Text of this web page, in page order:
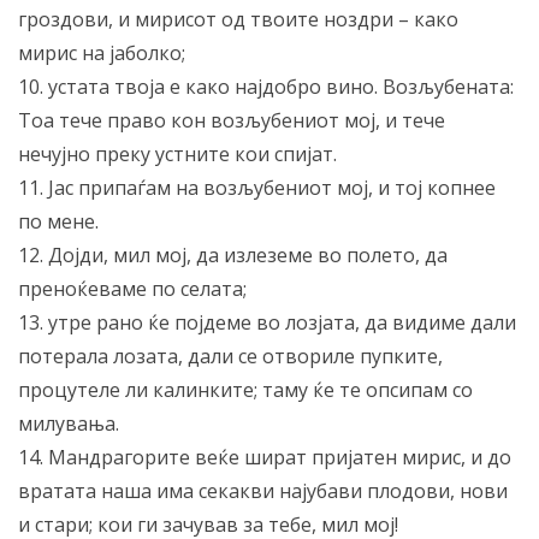
гроздови, и мирисот од твоите ноздри – како
мирис на јаболко;
10. устата твоја е како најдобро вино. Возљубената:
Тоа тече право кон возљубениот мој, и тече
нечујно преку устните кои спијат.
11. Јас припаѓам на возљубениот мој, и тој копнее
по мене.
12. Дојди, мил мој, да излеземе во полето, да
преноќеваме по селата;
13. утре рано ќе појдеме во лозјата, да видиме дали
потерала лозата, дали се отвориле пупките,
процутеле ли калинките; таму ќе те опсипам со
милувања.
14. Мандрагорите веќе шират пријатен мирис, и до
вратата наша има секакви најубави плодови, нови
и стари; кои ги зачував за тебе, мил мој!